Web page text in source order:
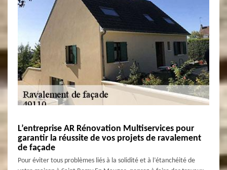
L’entreprise AR Rénovation Multiservices pour
garantir la réussite de vos projets de ravalement
de façade
Pour éviter tous problèmes liés à la solidité et à l’étanchéité de